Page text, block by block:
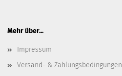
Mehr über...
Impressum
Versand- & Zahlungsbedingungen